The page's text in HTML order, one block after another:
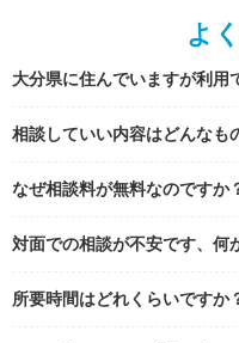
よ
大分県に住んでいますが利用
相談していい内容はどんなも
なぜ相談料が無料なのですか
対面での相談が不安です、何
所要時間はどれくらいですか